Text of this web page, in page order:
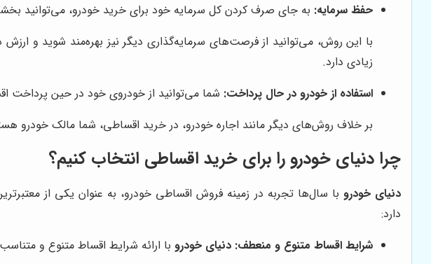
حفظ سرمایه: به جای صرف کردن کل سرمایه خود برای خرید خودرو، می‌توانید
با این روش، می‌توانید از فرصت‌های سرمایه‌گذاری دیگر نیز بهره‌مند شوید و
زیادی دارد.
استفاده از خودرو در حال پرداخت: شما می‌توانید از خودروی خود در حین پرداخت
بر خلاف روش‌های دیگر مانند اجاره خودرو، در خرید اقساطی، شما مالک خودرو
چرا دنیای خودرو را برای خرید اقساطی انتخاب کنیم؟
دنیای خودرو با سال‌ها تجربه در زمینه فروش اقساطی خودرو، به عنوان یکی از
دارد:
شرایط اقساط متنوع و منعطف: دنیای خودرو با ارائه شرایط اقساط متنوع و